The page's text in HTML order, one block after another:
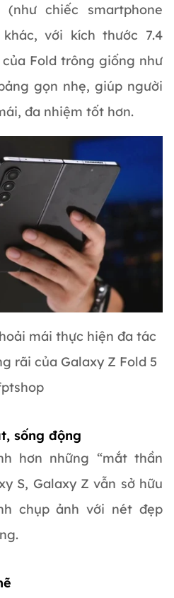
chiếc smartphone
với kích thước 7.4
Fold trông giống như
gọn nhẹ, giúp người
đa nhiệm tốt hơn.
mái thực hiện đa tác
rãi của Galaxy Z Fold 5
sống động
hơn những “mắt thần
S, Galaxy Z vẫn sở hữu
chụp ảnh với nét đẹp